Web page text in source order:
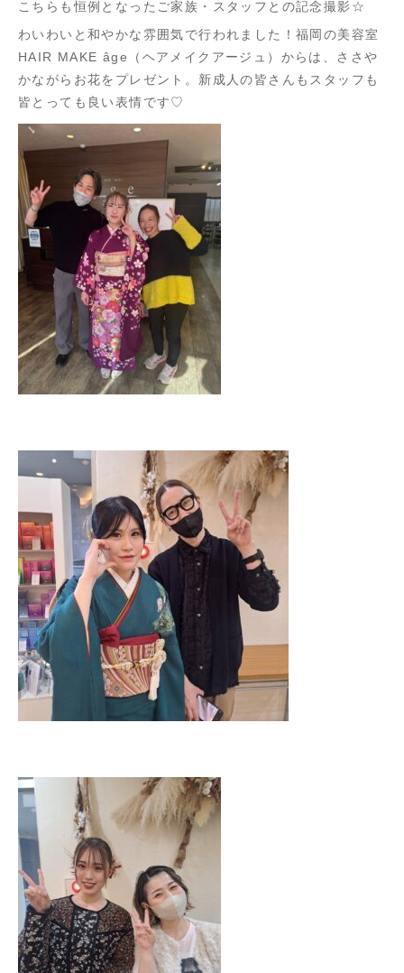
こちらも恒例となったご家族・スタッフとの記念撮影☆
わいわいと和やかな雰囲気で行われました！福岡の美容室
HAIR MAKE âge（ヘアメイクアージュ）からは、ささや
かながらお花をプレゼント。新成人の皆さんもスタッフも
皆とっても良い表情です♡